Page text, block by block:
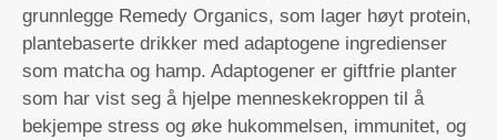
grunnlegge Remedy Organics, som lager høyt protein,
plantebaserte drikker med adaptogene ingredienser
som matcha og hamp. Adaptogener er giftfrie planter
som har vist seg å hjelpe menneskekroppen til å
bekjempe stress og øke hukommelsen, immunitet, og